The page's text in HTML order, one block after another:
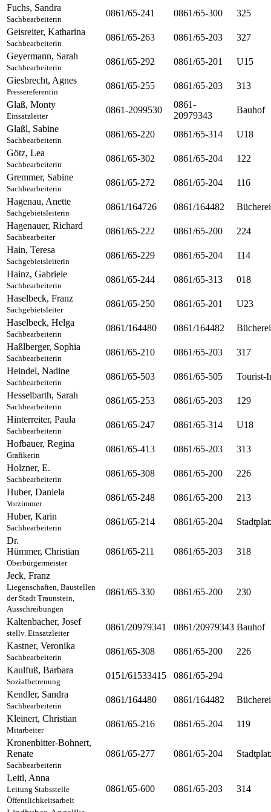
Fuchs, Sandra
Sachbearbeiterin
0861/65-241 0861/65-300
325
Geisreiter, Katharina
Sachbearbeiterin
0861/65-263 0861/65-203
327
Geyermann, Sarah
Sachbearbeiterin
0861/65-292 0861/65-201
U15
Giesbrecht, Agnes
Pressereferentin
0861/65-255 0861/65-203
313
Glaß, Monty
Einsatzleiter
0861-2099530
0861-
20979343
Bauhof
Glaßl, Sabine
Sachbearbeiterin
0861/65-220 0861/65-314
U18
Götz, Lea
Sachbearbeiterin
0861/65-302 0861/65-204
122
Gremmer, Sabine
Sachbearbeiterin
0861/65-272 0861/65-204
116
Hagenau, Anette
Sachgebietsleiterin
0861/164726 0861/164482
Bücherei
Hagenauer, Richard
Sachbearbeiter
0861/65-222 0861/65-200
224
Hain, Teresa
Sachgebietsleiterin
0861/65-229 0861/65-204
114
Hainz, Gabriele
Sachbearbeiterin
0861/65-244 0861/65-313
018
Haselbeck, Franz
Sachgebietsleiter
0861/65-250 0861/65-201
U23
Haselbeck, Helga
Sachbearbeiterin
0861/164480 0861/164482
Bücherei
Haßlberger, Sophia
Sachbearbeiterin
0861/65-210 0861/65-203
317
Heindel, Nadine
Sachbearbeiterin
0861/65-503 0861/65-505
Tourist-
Hesselbarth, Sarah
Sachbearbeiterin
0861/65-253 0861/65-203
129
Hinterreiter, Paula
Sachbearbeiterin
0861/65-247 0861/65-314
U18
Hofbauer, Regina
Grafikerin
0861/65-413 0861/65-203
313
Holzner, E.
Sachbearbeiterin
0861/65-308 0861/65-200
226
Huber, Daniela
Vorzimmer
0861/65-248 0861/65-200
213
Huber, Karin
Sachbearbeiterin
0861/65-214 0861/65-204
Dr.
Hümmer, Christian
Oberbürgermeister
0861/65-211 0861/65-203 318
Jeck, Franz
Liegenschaften, Baustellen
der Stadt Traunstein,
Ausschreibungen
0861/65-330 0861/65-200 230
Kaltenbacher, Josef
stellv. Einsatzleiter
0861/20979341 0861/20979343 Bauhof
Kastner, Veronika
Sachbearbeiterin
0861/65-308 0861/65-200
226
Kaulfuß, Barbara
Sozialbetreuung
0151/61533415
0861/65-294
Kendler, Sandra
Sachbearbeiterin
0861/164480 0861/164482
Bücherei
Kleinert, Christian
Mitarbeiter
0861/65-216 0861/65-204
119
Kronenbitter-Bohnert,
Renate
Sachbearbeiterin
0861/65-277 0861/65-204
Leitl, Anna
Leitung Stabsstelle
Öffentlichkeitsarbeit
0861/65-600 0861/65-203 314